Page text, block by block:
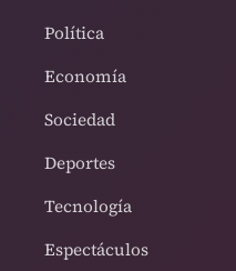
Política
Economía
Sociedad
Deportes
Tecnología
Espectáculos